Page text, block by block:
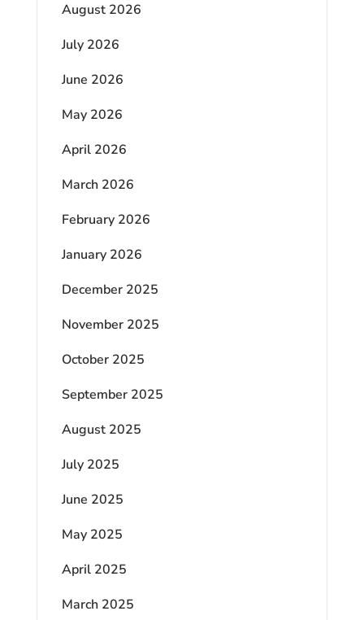
August 2026
July 2026
June 2026
May 2026
April 2026
March 2026
February 2026
January 2026
December 2025
November 2025
October 2025
September 2025
August 2025
July 2025
June 2025
May 2025
April 2025
March 2025